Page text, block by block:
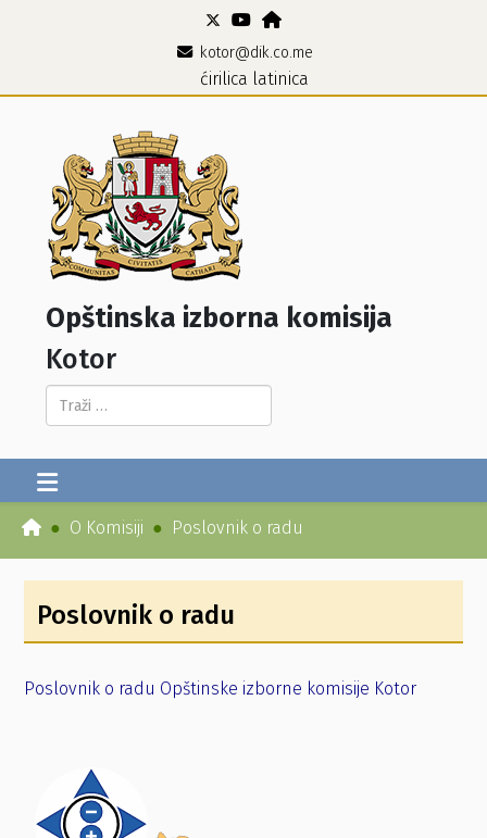
kotor@dik.co.me
ćirilica latinica
Opštinska izborna komisija
Kotor
Pretraga...
O Komisiji Poslovnik o radu
Poslovnik o radu
Poslovnik o radu Opštinske izborne komisije Kotor